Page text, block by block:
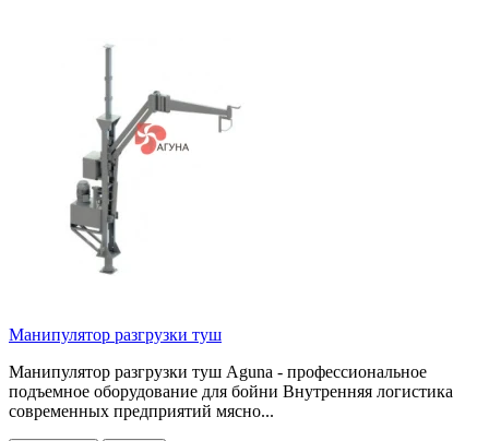
Манипулятор разгрузки туш
Манипулятор разгрузки туш Aguna - профессиональное
подъемное оборудование для бойни Внутренняя логистика
современных предприятий мясно...